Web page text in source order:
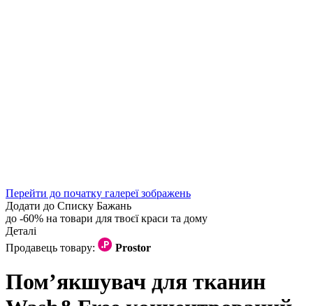
Перейти до початку галереї зображень
Додати до Списку Бажань
до -60% на товари для твоєї краси та дому
Деталі
Продавець товару:
Prostor
Пом’якшувач для тканин